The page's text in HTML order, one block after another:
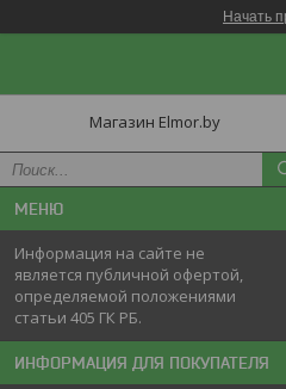
Начать
Магазин Elmor.by
Информация на сайте не
является публичной офертой,
определяемой положениями
статьи 405 ГК РБ.
ИНФОРМАЦИЯ ДЛЯ ПОКУПАТЕЛЯ